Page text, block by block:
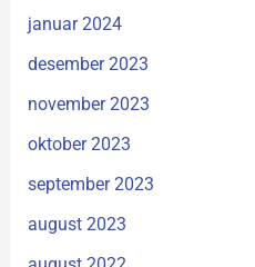
januar 2024
desember 2023
november 2023
oktober 2023
september 2023
august 2023